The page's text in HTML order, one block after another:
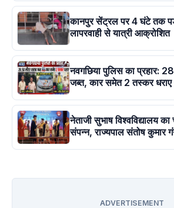
कानपुर सेंट्रल पर 4 घंटे तक
लापरवाही से यात्री आक्रोशित
नवगछिया पुलिस का प्रहार:
जब्त, कार समेत 2 तस्कर धराए
नेताजी सुभाष विश्वविद्यालय का
संपन्न, राज्यपाल संतोष कुमार
ADVERTISEMENT